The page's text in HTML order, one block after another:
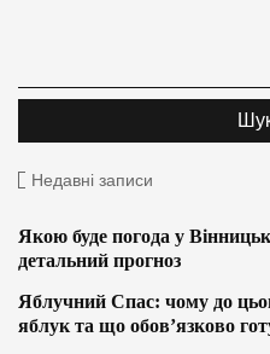
Недавні записи
Якою буде погода у
детальний прогноз
Яблучний Спас: чому до
яблук та що обов’язково